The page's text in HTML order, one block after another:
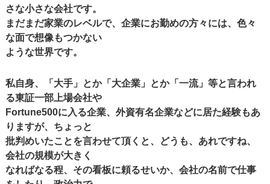
さな小さな会社です。
まだまだ家業のレベルで、企業にお勤めの方々には、色々
な面で想像もつかない
ような世界です。
私自身、「大手」とか「大企業」とか「一流」等と言われ
る東証一部上場会社や
Fortune500に入る企業、外資有名企業などに居た経験もあ
りますが、ちょっと
批判めいたことを言わせて頂くと、どうも、あれですね、
会社の規模が大きく
なればなる程、その看板に頼るせいか、会社の名前で仕事